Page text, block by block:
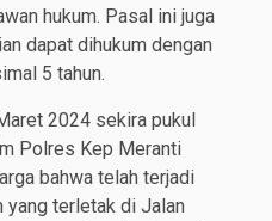
hukum. Pasal ini juga
dapat dihukum dengan
5 tahun.
2024 sekira pukul
Polres Kep Meranti
bahwa telah terjadi
yang terletak di Jalan